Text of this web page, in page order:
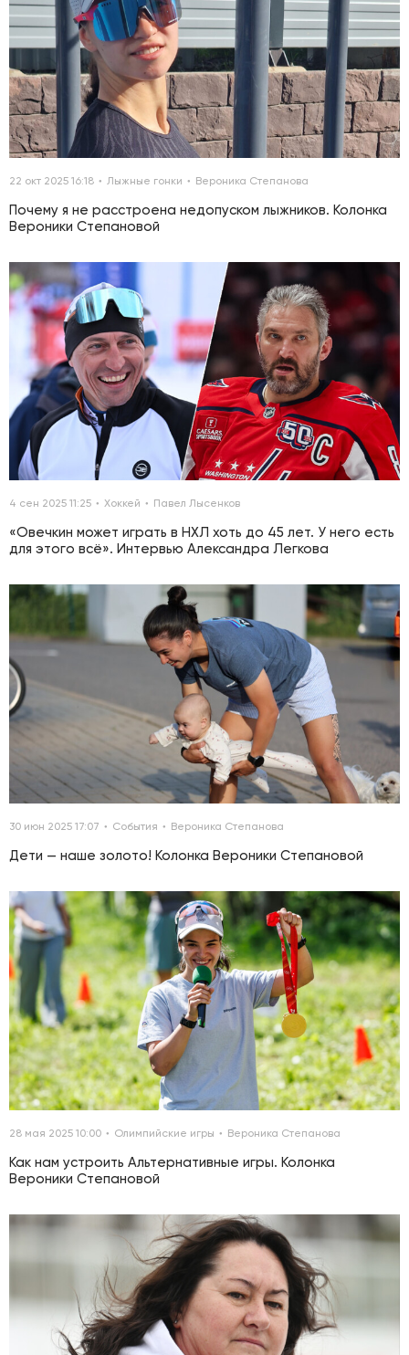
22 окт 2025 16:18 Лыжные гонки Вероника Степанова
Почему я не расстроена недопуском лыжников. Колонка
Вероники Степановой
4 сен 2025 11:25 Хоккей Павел Лысенков
«Овечкин может играть в НХЛ хоть до 45 лет. У него есть
для этого всё». Интервью Александра Легкова
30 июн 2025 17:07 События Вероника Степанова
Дети — наше золото! Колонка Вероники Степановой
28 мая 2025 10:00 Олимпийские игры Вероника Степанова
Как нам устроить Альтернативные игры. Колонка
Вероники Степановой